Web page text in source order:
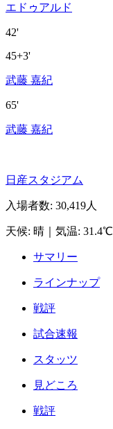
エドゥアルド
42'
45+3'
武藤 嘉紀
65'
武藤 嘉紀
日産スタジアム
入場者数: 30,419人
天候: 晴 気温: 31.4℃
サマリー
ラインナップ
戦評
試合速報
スタッツ
見どころ
戦評